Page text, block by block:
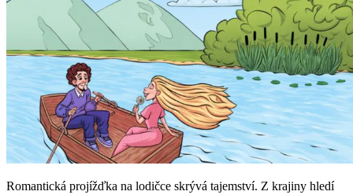
Romantická projížďka na lodičce skrývá tajemství. Z krajiny hledí